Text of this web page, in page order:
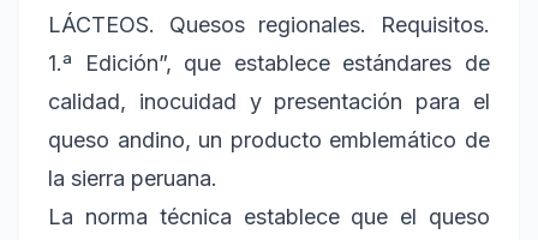
LÁCTEOS. Quesos regionales. Requisitos.
1.ª Edición”, que establece estándares de
calidad, inocuidad y presentación para el
queso andino, un producto emblemático de
la sierra peruana.
La norma técnica establece que el queso